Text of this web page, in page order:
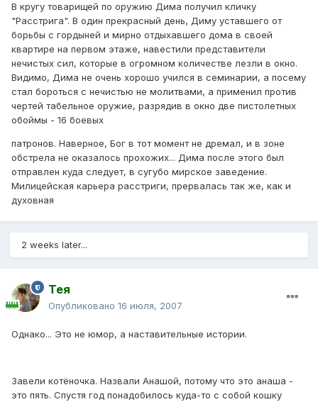
В кругу товарищей по оружию Дима получил кличку
"Расстрига". В один прекрасный день, Диму уставшего от
борьбы с гордыней и мирно отдыхавшего дома в своей
квартире на первом этаже, навестили представители
нечистых сил, которые в огромном количестве лезли в окно.
Видимо, Дима не очень хорошо учился в семинарии, а посему
стал бороться с нечистью не молитвами, а применил против
чертей табельное оружие, разрядив в окно две пистолетных
обоймы - 16 боевых
патронов. Наверное, Бог в тот момент не дремал, и в зоне
обстрела не оказалось прохожих... Дима после этого был
отправлен куда следует, в сугубо мирское заведение.
Милицейская карьера расстриги, прервалась так же, как и
духовная
2 weeks later...
Тея
Опубликовано 16 июля, 2007
Однако... Это не юмор, а наставительные истории.
Завели котёночка. Назвали Анашой, потому что это анаша -
это пять. Спустя год понадобилось куда-то с собой кошку